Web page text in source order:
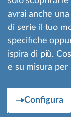
avrai anche
di serie il tuo
specifiche
ispira di più.
e su misura per
Configura